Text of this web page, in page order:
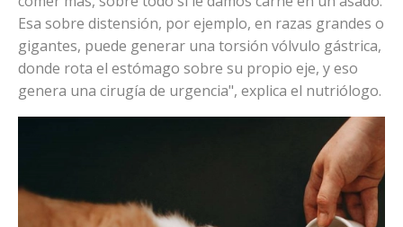
Esa sobre distensión, por ejemplo, en razas grandes o
gigantes, puede generar una torsión vólvulo gástrica,
donde rota el estómago sobre su propio eje, y eso
genera una cirugía de urgencia", explica el nutriólogo.